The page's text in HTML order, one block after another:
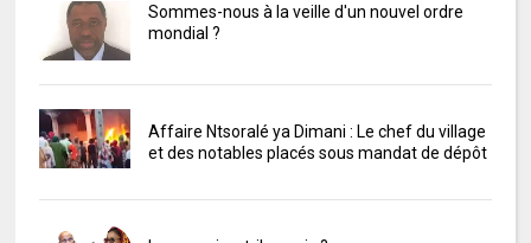
Sommes-nous à la veille d'un nouvel ordre
mondial ?
Affaire Ntsoralé ya Dimani : Le chef du village
et des notables placés sous mandat de dépôt